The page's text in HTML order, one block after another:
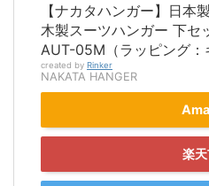
【ナカタハンガー】日本
木製スーツハンガー 下セ
AUT-05M（ラッピング：
created by Rinker
NAKATA HANGER
楽